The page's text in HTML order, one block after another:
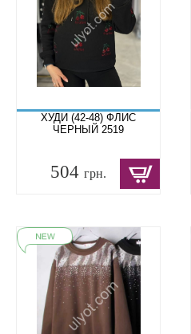
ХУДИ (42-48) ФЛИС
ЧЕРНЫЙ 2519
504 грн.